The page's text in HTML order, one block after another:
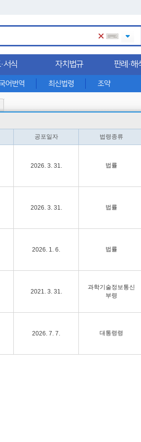
어번역 최신법령 조약
서식 자치법규 판례·해
공포일자 법령종류
2026. 3. 31. 법률
2026. 3. 31. 법률
2026. 1. 6. 법률
2021. 3. 31.
과학기술정보통신
부령
2026. 7. 7. 대통령령